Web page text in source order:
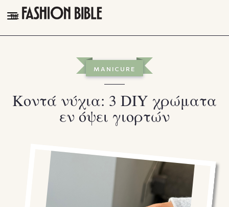
THE FASHION BIBLE
TALK OF THE TOWN
PLEASURES
FOLLOW
Facebook
Instagram
MANICURE
Κοντά νύχια: 3 DIY χρώματα
εν όψει γιορτών